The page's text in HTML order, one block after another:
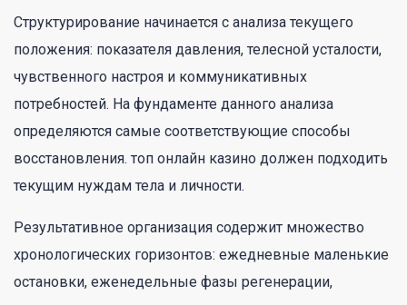
Структурирование начинается с анализа текущего
положения: показателя давления, телесной усталости,
чувственного настроя и коммуникативных
потребностей. На фундаменте данного анализа
определяются самые соответствующие способы
восстановления. топ онлайн казино должен подходить
текущим нуждам тела и личности.
Результативное организация содержит множество
хронологических горизонтов: ежедневные маленькие
остановки, еженедельные фазы регенерации,